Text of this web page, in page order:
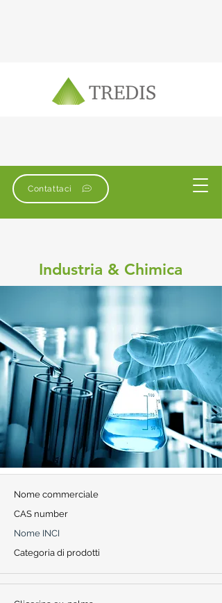
Contattaci
Industria & Chimica
Nome commerciale
CAS number
Nome INCI
Categoria di prodotti